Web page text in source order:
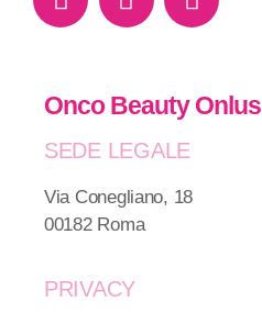
Onco Beauty Onlus
SEDE LEGALE
Via Conegliano, 18
00182 Roma
PRIVACY